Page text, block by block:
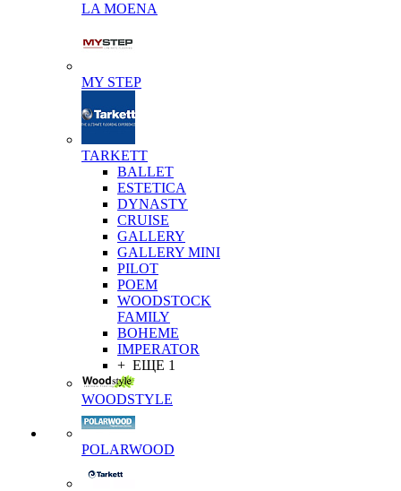
LA MOENA
MY STEP
TARKETT
BALLET
ESTETICA
DYNASTY
CRUISE
GALLERY
GALLERY MINI
PILOT
POEM
WOODSTOCK
FAMILY
BOHEME
IMPERATOR
+ ЕЩЕ 1
WOODSTYLE
POLARWOOD